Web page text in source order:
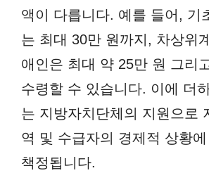
액이 다릅니다. 예를 들어, 기
는 최대 30만 원까지, 차상위
애인은 최대 약 25만 원 그리
수령할 수 있습니다. 이에 더
는 지방자치단체의 지원으로
역 및 수급자의 경제적 상황
책정됩니다.